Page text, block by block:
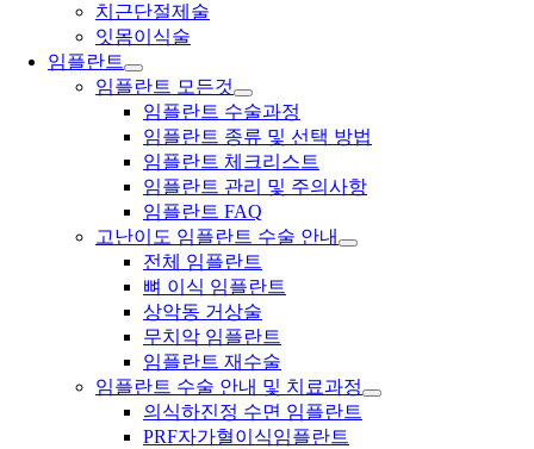
치근단절제술
잇몸이식술
임플란트
임플란트 모든것
임플란트 수술과정
임플란트 종류 및 선택 방법
임플란트 체크리스트
임플란트 관리 및 주의사항
임플란트 FAQ
고난이도 임플란트 수술 안내
전체 임플란트
뼈 이식 임플란트
상악동 거상술
무치악 임플란트
임플란트 재수술
임플란트 수술 안내 및 치료과정
의식하진정 수면 임플란트
PRF자가혈이식임플란트